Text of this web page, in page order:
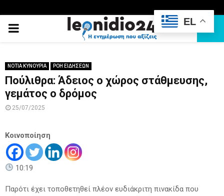
PRIMARY
ΝΟΤΙΑ ΚΥΝΟΥΡΙΑ ΡΟΗ ΕΙΔΗΣΕΩΝ
Πούλιθρα: Άδειος ο χώρος στάθμευσης,
γεμάτος ο δρόμος
25/07/2025
Κοινοποίηση
10:19
Παρότι έχει τοποθετηθεί πλέον ευδιάκριτη πινακίδα που
EL